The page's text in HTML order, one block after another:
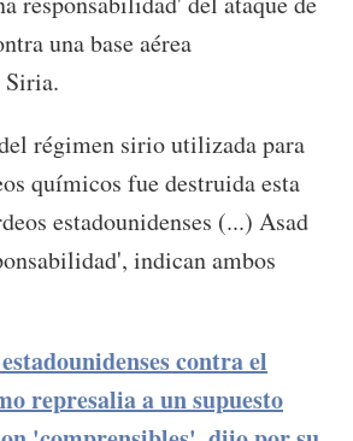
una base aérea
Siria.
régimen sirio utilizada para
químicos fue destruida esta
estadounidenses (...) Asad
indican ambos
contra el
represalia a un supuesto